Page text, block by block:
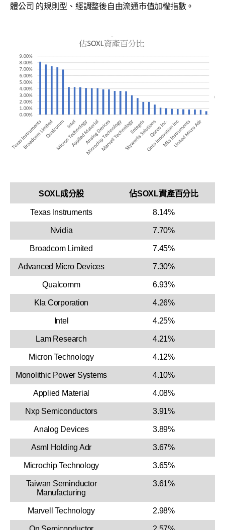
體公司 的規則型、經調整後自由流通市值加權指數。
SOXL成分股 佔SOXL資產百分比
Texas Instruments 8.14%
Nvidia 7.70%
Broadcom Limited 7.45%
Advanced Micro Devices 7.30%
Qualcomm 6.93%
Kla Corporation 4.26%
Intel 4.25%
Lam Research 4.21%
Micron Technology 4.12%
Monolithic Power Systems 4.10%
Applied Material 4.08%
Nxp Semiconductors 3.91%
Analog Devices 3.89%
Asml Holding Adr 3.67%
Microchip Technology 3.65%
Taiwan Seminductor
Manufacturing
3.61%
Marvell Technology 2.98%